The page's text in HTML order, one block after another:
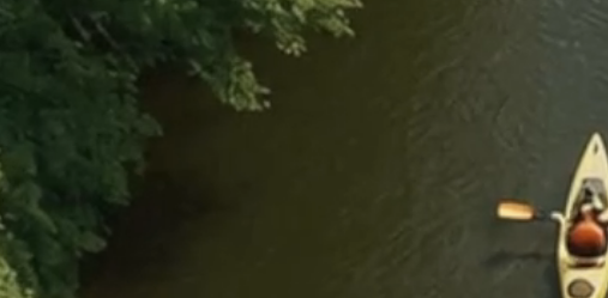
rzekach Pomorza
blisko natury. Pływamy po malowniczych rzekach
do Twoich oczekiwań. Poznaj nasze kajakowe trasy i